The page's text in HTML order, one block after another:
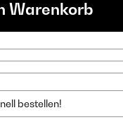
Warenkorb
bestellen!